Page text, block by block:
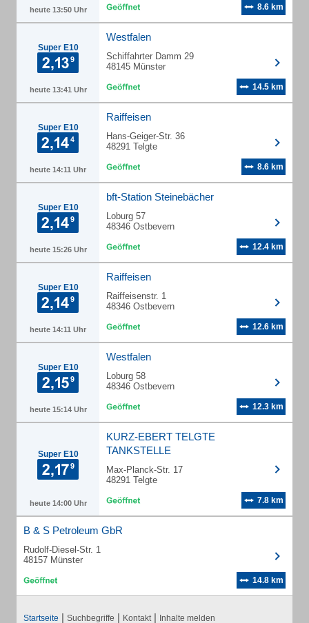
heute 13:50 Uhr 8.6 km
Super E10
heute 13:41 Uhr
Westfalen
Schiffahrter Damm 29
48145 Münster
14.5 km
Super E10
heute 14:11 Uhr
Raiffeisen
Hans-Geiger-Str. 36
48291 Telgte
8.6 km
Super E10
heute 15:26 Uhr
bft-Station Steinebächer
Loburg 57
48346 Ostbevern
12.4 km
Super E10
heute 14:11 Uhr
Raiffeisen
Raiffeisenstr. 1
48346 Ostbevern
12.6 km
Super E10
heute 15:14 Uhr
Westfalen
Loburg 58
48346 Ostbevern
12.3 km
Super E10
heute 14:00 Uhr
KURZ-EBERT TELGTE
TANKSTELLE
Max-Planck-Str. 17
48291 Telgte
7.8 km
B & S Petroleum GbR
Rudolf-Diesel-Str. 1
48157 Münster
14.8 km
Startseite | Suchbegriffe | Kontakt | Inhalte melden